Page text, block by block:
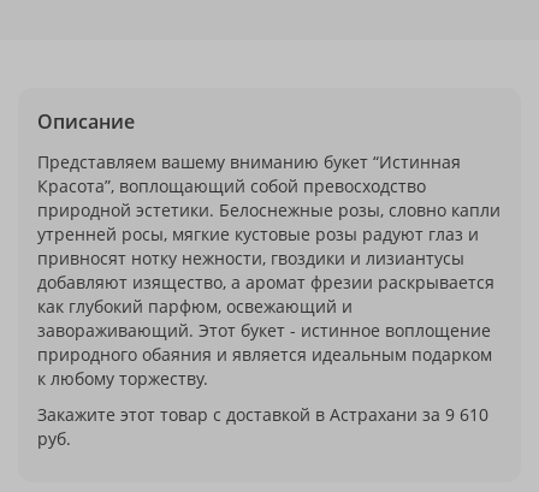
Описание
Представляем вашему вниманию букет “Истинная
Красота”, воплощающий собой превосходство
природной эстетики. Белоснежные розы, словно капли
утренней росы, мягкие кустовые розы радуют глаз и
привносят нотку нежности, гвоздики и лизиантусы
добавляют изящество, а аромат фрезии раскрывается
как глубокий парфюм, освежающий и
завораживающий. Этот букет - истинное воплощение
природного обаяния и является идеальным подарком
к любому торжеству.
Закажите этот товар с доставкой в Астрахани за 9 610
руб.